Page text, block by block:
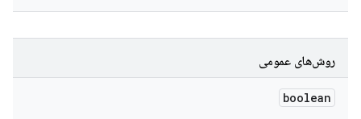
روش‌های عمومی
boolean